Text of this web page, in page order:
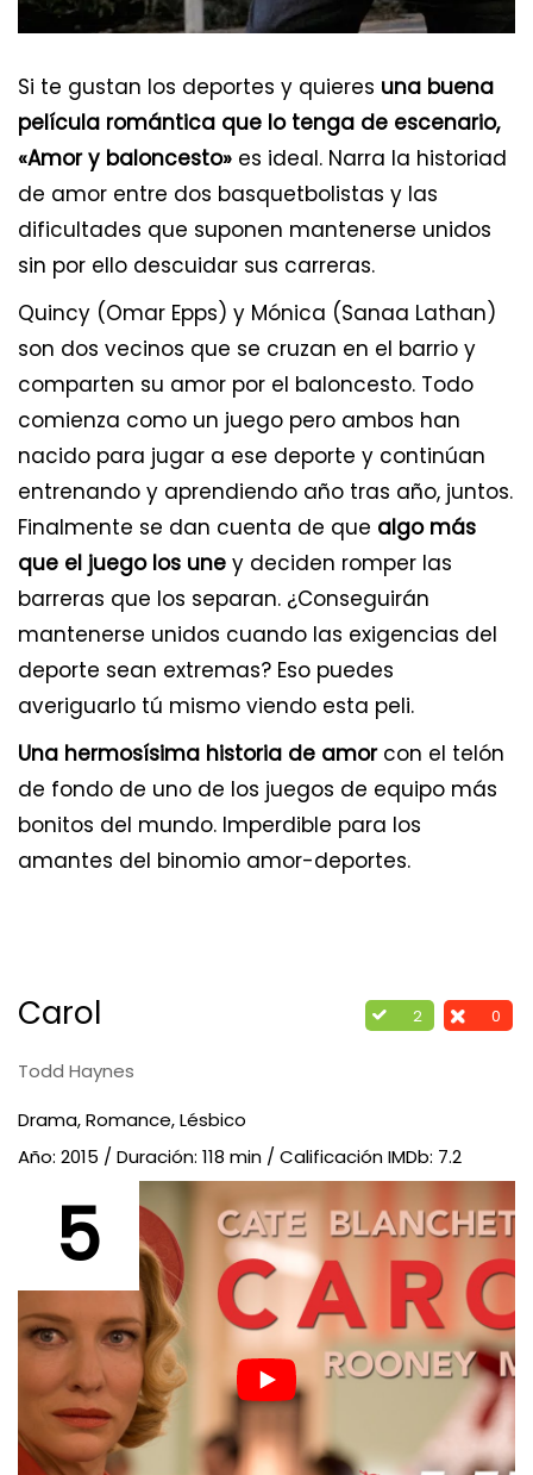
Si te gustan los deportes y quieres una buena
película romántica que lo tenga de escenario,
«Amor y baloncesto» es ideal. Narra la historiad
de amor entre dos basquetbolistas y las
dificultades que suponen mantenerse unidos
sin por ello descuidar sus carreras.
Quincy (Omar Epps) y Mónica (Sanaa Lathan)
son dos vecinos que se cruzan en el barrio y
comparten su amor por el baloncesto. Todo
comienza como un juego pero ambos han
nacido para jugar a ese deporte y continúan
entrenando y aprendiendo año tras año, juntos.
Finalmente se dan cuenta de que algo más
que el juego los une y deciden romper las
barreras que los separan. ¿Conseguirán
mantenerse unidos cuando las exigencias del
deporte sean extremas? Eso puedes
averiguarlo tú mismo viendo esta peli.
Una hermosísima historia de amor con el telón
de fondo de uno de los juegos de equipo más
bonitos del mundo. Imperdible para los
amantes del binomio amor-deportes.
2 0
Carol
Todd Haynes
Drama, Romance, Lésbico
Año: 2015 / Duración: 118 min / Calificación IMDb: 7.2
5